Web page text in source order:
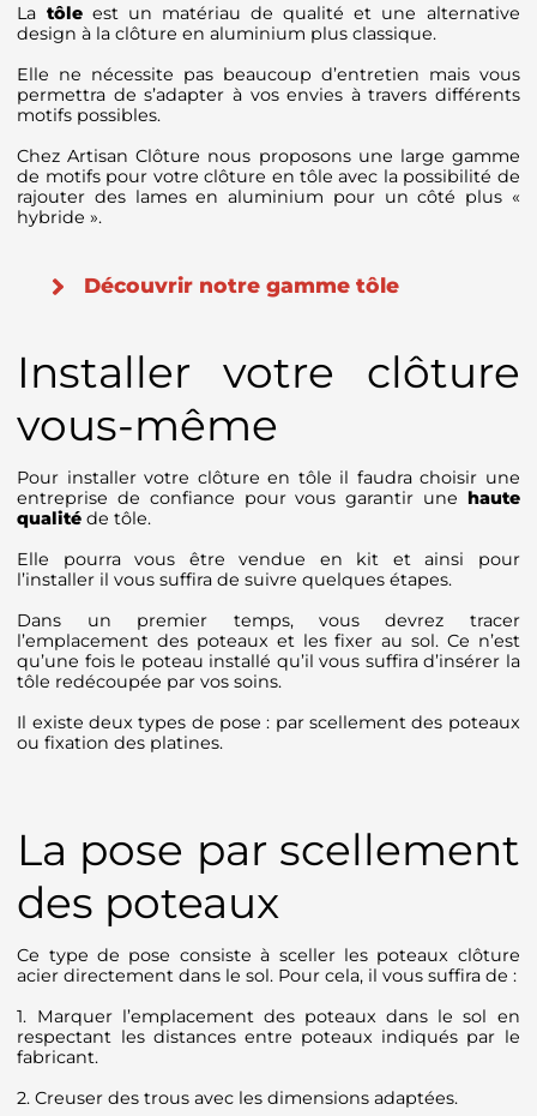
La tôleest un matériau de qualité et une alternative
design à la clôture en aluminium plus classique.
Elle ne nécessite pas beaucoup d’entretien mais vous
permettra de s’adapter à vos envies à travers différents
motifs possibles.
Chez Artisan Clôture nous proposons une large gamme
de motifs pour votre clôture en tôle avec la possibilité de
rajouter des lames en aluminium pour un côté plus «
hybride ».
Découvrir notre gamme tôle
Installer votre clôture
vous-même
Pour installer votre clôture en tôle il faudra choisir une
entreprise de confiance pour vous garantir une haute
qualité de tôle.
Elle pourra vous être vendue en kit et ainsi pour
l’installer il vous suffira de suivre quelques étapes.
Dans un premier temps, vous devrez tracer
l’emplacement des poteaux et les fixer au sol. Ce n’est
qu’une fois le poteau installé qu’il vous suffira d’insérer la
tôle redécoupée par vos soins.
Il existe deux types de pose : par scellement des poteaux
ou fixation des platines.
La pose par scellement
des poteaux
Ce type de pose consiste à sceller les poteaux clôture
acier directement dans le sol. Pour cela, il vous suffira de :
1. Marquer l’emplacement des poteaux dans le sol en
respectant les distances entre poteaux indiqués par le
fabricant.
2. Creuser des trous avec les dimensions adaptées.